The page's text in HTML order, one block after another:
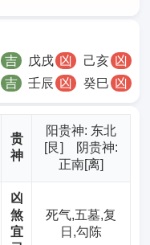
吉 壬辰 凶 癸巳 凶
吉 戊戌 凶 己亥 凶
贵
神
阳贵神: 东北
[艮] 阴贵神:
正南[离]
凶
煞
宜
死气,五墓,复
日,勾陈